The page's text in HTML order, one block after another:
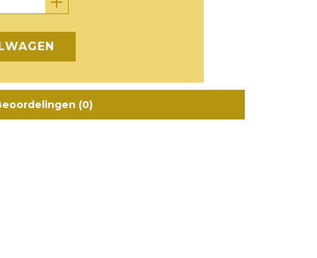
(0)